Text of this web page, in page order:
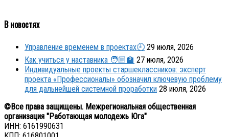
В новостях
Управление временем в проектах🕘 29 июля, 2026
Как учиться у наставника 🧑🏼‍🏫 27 июля, 2026
Индивидуальные проекты старшеклассников: эксперт
проекта «Профессионалы» обозначил ключевую проблему
для дальнейшей системной проработки 28 июля, 2026
©Все права защищены. Межрегиональная общественная
организация "Работающая молодежь Юга"
ИНН: 6161990631